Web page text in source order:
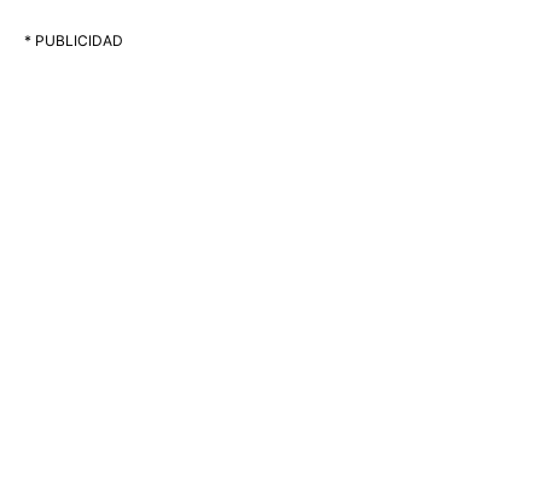
* PUBLICIDAD